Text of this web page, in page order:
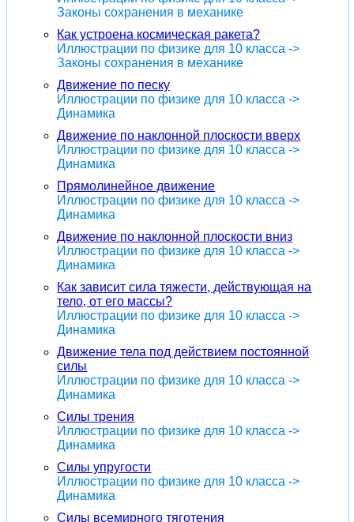
Законы сохранения в механике
Как устроена космическая ракета?
Иллюстрации по физике для 10 класса ->
Законы сохранения в механике
Движение по песку
Иллюстрации по физике для 10 класса ->
Динамика
Движение по наклонной плоскости вверх
Иллюстрации по физике для 10 класса ->
Динамика
Прямолинейное движение
Иллюстрации по физике для 10 класса ->
Динамика
Движение по наклонной плоскости вниз
Иллюстрации по физике для 10 класса ->
Динамика
Как зависит сила тяжести, действующая на
тело, от его массы?
Иллюстрации по физике для 10 класса ->
Динамика
Движение тела под действием постоянной
силы
Иллюстрации по физике для 10 класса ->
Динамика
Силы трения
Иллюстрации по физике для 10 класса ->
Динамика
Силы упругости
Иллюстрации по физике для 10 класса ->
Динамика
Силы всемирного тяготения